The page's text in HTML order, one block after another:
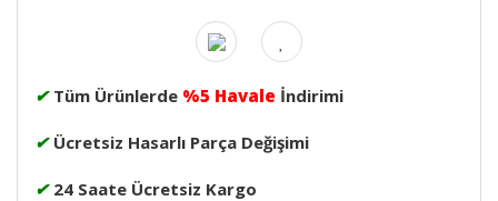
✔ Tüm Ürünlerde %5 Havale İndirimi
✔ Ücretsiz Hasarlı Parça Değişimi
✔ 24 Saate Ücretsiz Kargo